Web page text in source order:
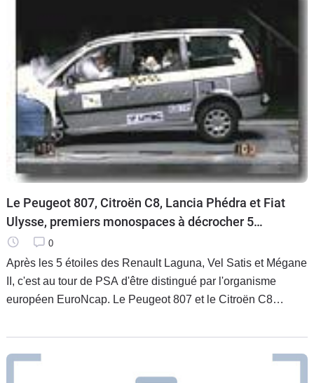
Le Peugeot 807, Citroën C8, Lancia Phédra et Fiat
Ulysse, premiers monospaces à décrocher 5
étoiles aux crash-tests
0
Après les 5 étoiles des Renault Laguna, Vel Satis et Mégane
II, c'est au tour de PSA d'être distingué par l'organisme
européen EuroNcap. Le Peugeot 807 et le Citroën C8
double